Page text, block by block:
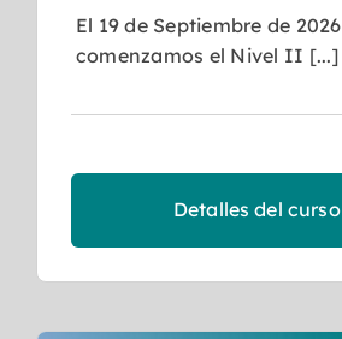
El 19 de Septiembre de 2026
comenzamos el Nivel II [...]
Detalles del curso